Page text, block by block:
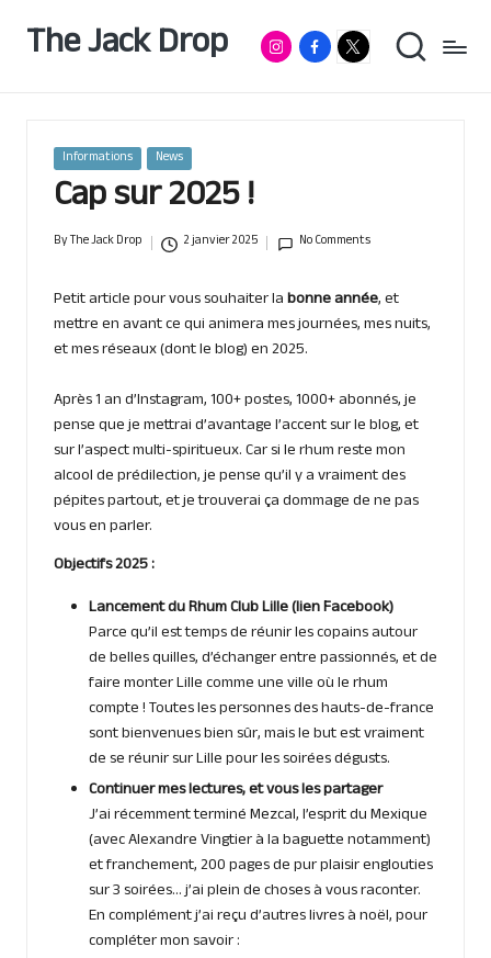
The Jack Drop
Passionné
spiritueux,
basé
InstagramFacebook
RumX
App
Posted
in
Informations News
Cap sur 2025 !
Posted
ByThe Jack Drop 2 janvier 2025 No Comments
Petit article pour vous souhaiter labonne année, et
mettre en avant ce qui animera mes journées, mes nuits,
et mes réseaux (dont le blog) en 2025.
Après 1 an d’Instagram, 100+ postes, 1000+ abonnés, je
pense que je mettrai d’avantage l’accent sur le blog, et
sur l’aspect multi-spiritueux. Car si le rhum reste mon
alcool de prédilection, je pense qu’il y a vraiment des
pépites partout, et je trouverai ça dommage de ne pas
vous en parler.
Objectifs 2025 :
Lancement du Rhum Club Lille (lien Facebook)
Parce qu’il est temps de réunir les copains autour
de belles quilles, d’échanger entre passionnés, et de
faire monter Lille comme une ville où le rhum
compte ! Toutes les personnes des hauts-de-france
sont bienvenues bien sûr, mais le but est vraiment
de se réunir sur Lille pour les soirées dégusts.
Continuer mes lectures, et vous les partager
J’ai récemment terminé Mezcal, l’esprit du Mexique
(avec Alexandre Vingtier à la baguette notamment)
et franchement, 200 pages de pur plaisir englouties
sur 3 soirées… j’ai plein de choses à vous raconter.
En complément j’ai reçu d’autres livres à noël, pour
compléter mon savoir :